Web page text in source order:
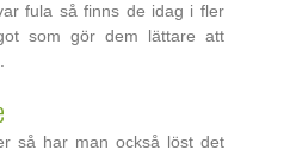
fula så finns de idag i fler
som gör dem lättare att
så har man också löst det